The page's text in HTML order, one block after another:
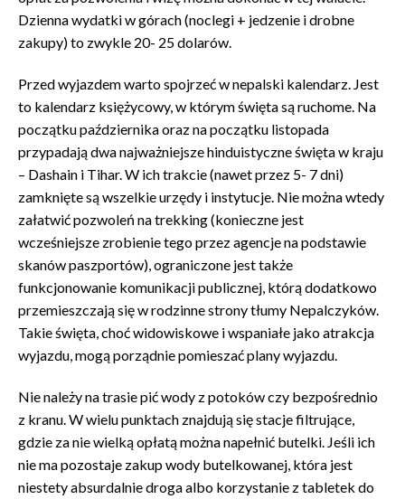
Dzienna wydatki w górach (noclegi + jedzenie i drobne
zakupy) to zwykle 20- 25 dolarów.
Przed wyjazdem warto spojrzeć w nepalski kalendarz. Jest
to kalendarz księżycowy, w którym święta są ruchome. Na
początku października oraz na początku listopada
przypadają dwa najważniejsze hinduistyczne święta w kraju
– Dashain i Tihar. W ich trakcie (nawet przez 5- 7 dni)
zamknięte są wszelkie urzędy i instytucje. Nie można wtedy
załatwić pozwoleń na trekking (konieczne jest
wcześniejsze zrobienie tego przez agencje na podstawie
skanów paszportów), ograniczone jest także
funkcjonowanie komunikacji publicznej, którą dodatkowo
przemieszczają się w rodzinne strony tłumy Nepalczyków.
Takie święta, choć widowiskowe i wspaniałe jako atrakcja
wyjazdu, mogą porządnie pomieszać plany wyjazdu.
Nie należy na trasie pić wody z potoków czy bezpośrednio
z kranu. W wielu punktach znajdują się stacje filtrujące,
gdzie za nie wielką opłatą można napełnić butelki. Jeśli ich
nie ma pozostaje zakup wody butelkowanej, która jest
niestety absurdalnie droga albo korzystanie z tabletek do